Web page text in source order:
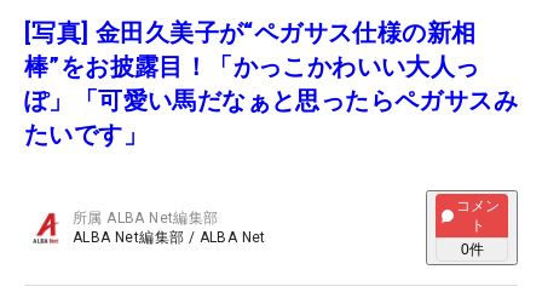
[写真] 金田久美子が“ペガサス仕様の新相
棒”をお披露目！「かっこかわいい大人っ
ぽ」「可愛い馬だなぁと思ったらペガサスみ
たいです」
所属ALBA Net編集部
ALBA Net編集部 / ALBA Net
コメン
ト
0件